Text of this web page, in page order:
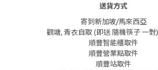
送貨方式
寄到新加坡/馬來西亞
觀塘, 青衣自取 (即送 隨機筷子 一對
順豐智能櫃取件
順豐營業點取件
順豐站取件